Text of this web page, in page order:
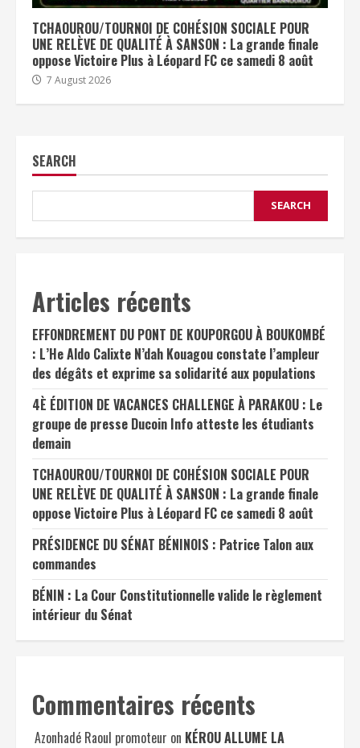
TCHAOUROU/TOURNOI DE COHÉSION SOCIALE POUR
UNE RELÈVE DE QUALITÉ À SANSON : La grande finale
oppose Victoire Plus à Léopard FC ce samedi 8 août
7 August 2026
SEARCH
SEARCH
Articles récents
EFFONDREMENT DU PONT DE KOUPORGOU À BOUKOMBÉ
: L’He Aldo Calixte N’dah Kouagou constate l’ampleur
des dégâts et exprime sa solidarité aux populations
4È ÉDITION DE VACANCES CHALLENGE À PARAKOU : Le
groupe de presse Ducoin Info atteste les étudiants
demain
TCHAOUROU/TOURNOI DE COHÉSION SOCIALE POUR
UNE RELÈVE DE QUALITÉ À SANSON : La grande finale
oppose Victoire Plus à Léopard FC ce samedi 8 août
PRÉSIDENCE DU SÉNAT BÉNINOIS : Patrice Talon aux
commandes
BÉNIN : La Cour Constitutionnelle valide le règlement
intérieur du Sénat
Commentaires récents
Azonhadé Raoul promoteur on KÉROU ALLUME LA